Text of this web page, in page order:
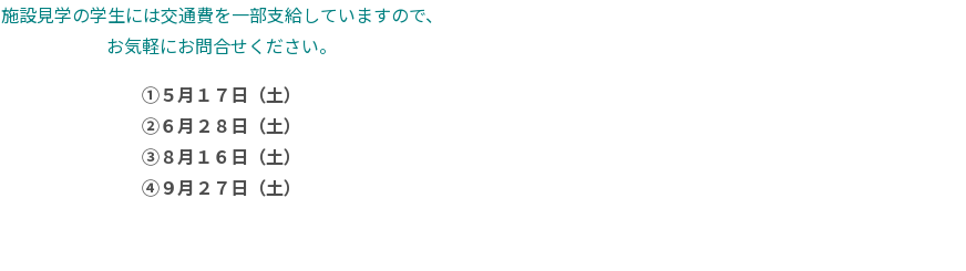
施設見学の学生には交通費を一部支給していますので、
お気軽にお問合せください。
①５月１７日（土）
②６月２８日（土）
③８月１６日（土）
④９月２７日（土）